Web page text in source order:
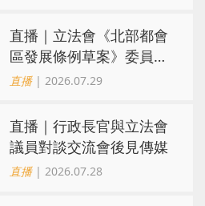
直播｜立法會《北部都會
區發展條例草案》委員會
會議
直播| 2026.07.29
直播｜行政長官與立法會
議員對談交流會後見傳媒
直播| 2026.07.28